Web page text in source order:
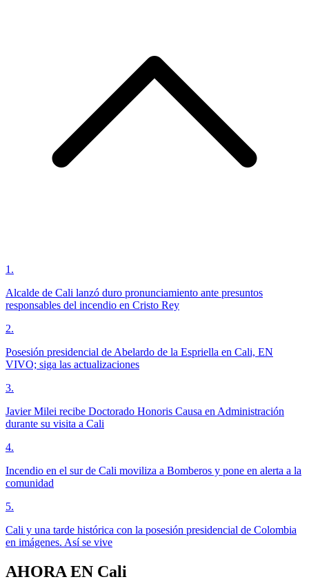
1 .
Alcalde de Cali lanzó duro pronunciamiento ante presuntos
responsables del incendio en Cristo Rey
2.
Posesión presidencial de Abelardo de la Espriella en Cali, EN
VIVO; siga las actualizaciones
3.
Javier Milei recibe Doctorado Honoris Causa en Administración
durante su visita a Cali
4.
Incendio en el sur de Cali moviliza a Bomberos y pone en alerta a la
comunidad
5.
Cali y una tarde histórica con la posesión presidencial de Colombia
en imágenes. Así se vive
AHORA EN Cali